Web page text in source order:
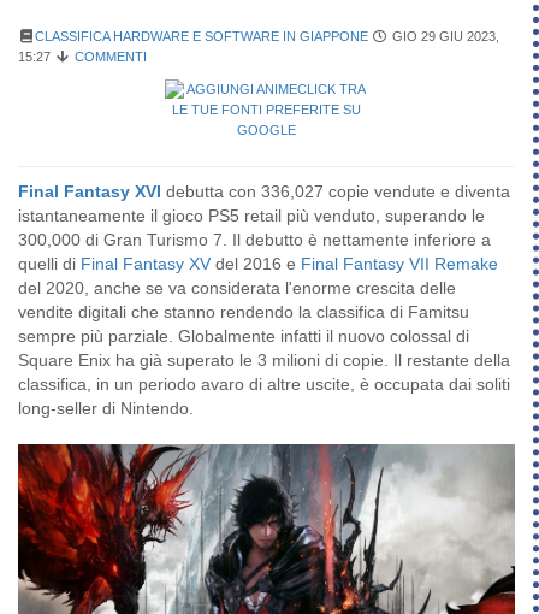
CLASSIFICA HARDWARE E SOFTWARE IN GIAPPONE
GIO 29 GIU 2023,
15:27
COMMENTI
Final Fantasy XVI debutta con 336,027 copie vendute e diventa
istantaneamente il gioco PS5 retail più venduto, superando le
300,000 di Gran Turismo 7. Il debutto è nettamente inferiore a
quelli di Final Fantasy XV del 2016 e Final Fantasy VII Remake
del 2020, anche se va considerata l'enorme crescita delle
vendite digitali che stanno rendendo la classifica di Famitsu
sempre più parziale. Globalmente infatti il nuovo colossal di
Square Enix ha già superato le 3 milioni di copie. Il restante della
classifica, in un periodo avaro di altre uscite, è occupata dai soliti
long-seller di Nintendo.